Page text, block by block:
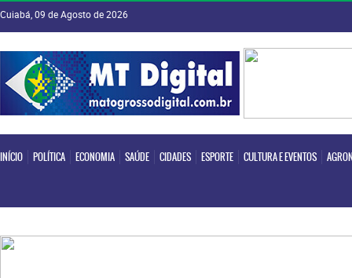
Cuiabá, 09 de Agosto de 2026
INÍCIO POLÍTICA ECONOMIA SAÚDE CIDADES ESPORTE CULTURA E EVENTOS
INÍCIO POLÍTICA ECONOMIA SAÚDE